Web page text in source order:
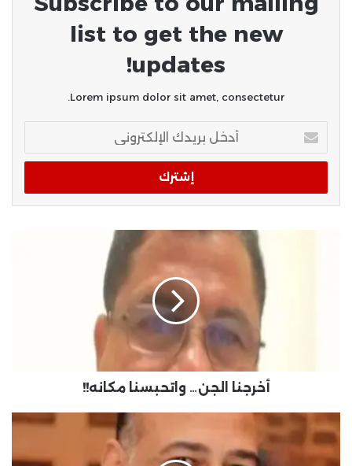
list to get the new
updates!
Lorem ipsum dolor sit amet, consectetur.
بريدك
الإلكتروني
أخرجنا الجن… واتحبسنا مكانه!!